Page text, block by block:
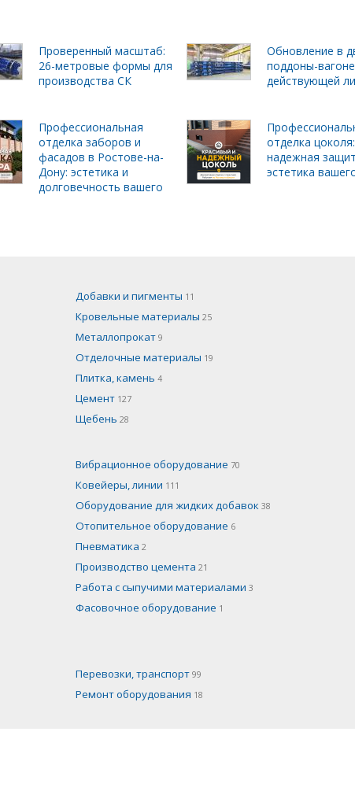
Проверенный масштаб:
26-метровые формы для
производства СК
Обновление в
поддоны-
действующей
Профессиональная
отделка заборов и
фасадов в Ростове-на-
Дону: эстетика и
долговечность вашего
отделка цоколя:
надежная
эстетика
Добавки и пигменты 11
Кровельные материалы 25
Металлопрокат 9
Отделочные материалы 19
Плитка, камень 4
Цемент 127
Щебень 28
Вибрационное оборудование 70
Ковейеры, линии 111
Оборудование для жидких добавок 38
Отопительное оборудование 6
Пневматика 2
Производство цемента 21
Работа с сыпучими материалами 3
Фасовочное оборудование 1
Перевозки, транспорт 99
Ремонт оборудования 18